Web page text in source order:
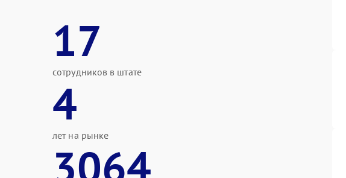
17
сотрудников в штате
4
лет на рынке